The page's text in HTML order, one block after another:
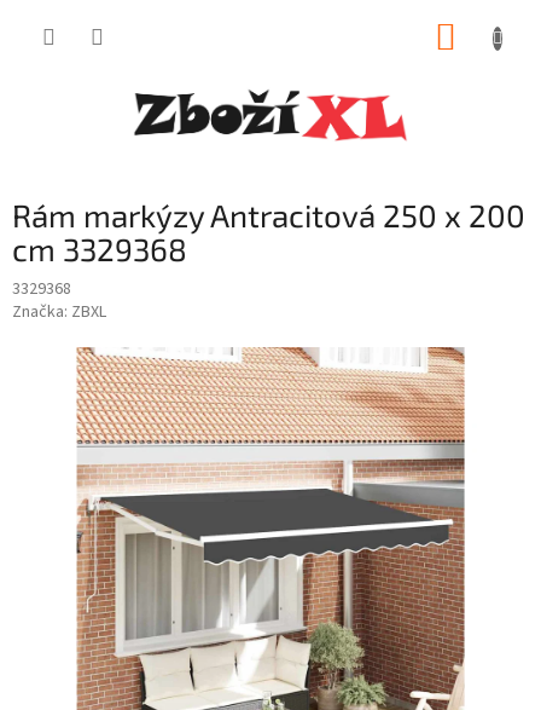
Rám markýzy Antracitová 250 x 200
cm 3329368
3329368
Značka: ZBXL